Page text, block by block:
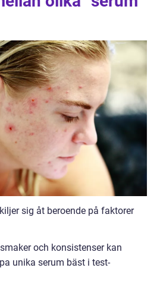
sig åt beroende på faktorer
och konsistenser kan
unika serum bäst i test-